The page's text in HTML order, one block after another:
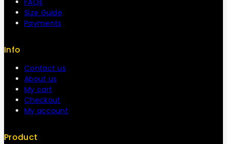
FAQs
Size Guide
Payments
Info
Contact us
About us
My cart
Checkout
My account
Product